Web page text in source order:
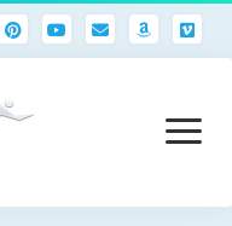
Menü
öffnen